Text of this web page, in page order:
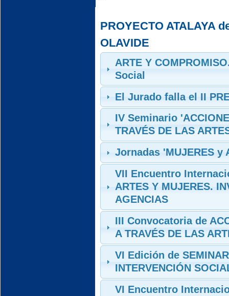
PROYECTO ATALAYA
OLAVIDE
ARTE Y
Social
El Jurado falla el II
IV Seminario
TRAVÉS DE LAS
Jornadas 'MUJERES y
VII Encuentro
ARTES Y MUJERES.
AGENCIAS
III Convocatoria de
A TRAVÉS DE LAS
VI Edición de
INTERVENCIÓN
VI Encuentro